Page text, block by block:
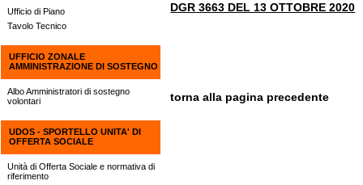
Ufficio di Piano
Tavolo Tecnico
UFFICIO ZONALE
AMMINISTRAZIONE DI SOSTEGNO
Albo Amministratori di sostegno
volontari
UDOS - SPORTELLO UNITA' DI
OFFERTA SOCIALE
Unità di Offerta Sociale e normativa di
riferimento
DGR 3663 DEL 13 OTTOBRE 2020
torna alla pagina precedente